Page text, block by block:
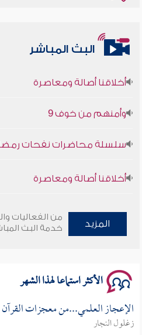
البث المباشر
سلسلة محاضرات نفحات رمضانية
المزيد
من الفعاليات
خدمة البث
الأكثر استماعا لهذا الشهر
الإعجاز العلمي...من معجزات القرآن
زغلول النجار